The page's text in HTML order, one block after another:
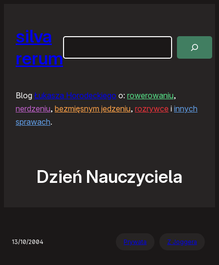
silva
rerum
Blog Łukasza Horodeckiego o: rowerowaniu,
nerdzeniu, bezmięsnym jedzeniu, rozrywce i innych
sprawach.
Dzień Nauczyciela
13/10/2004 Prywata Z Joggera